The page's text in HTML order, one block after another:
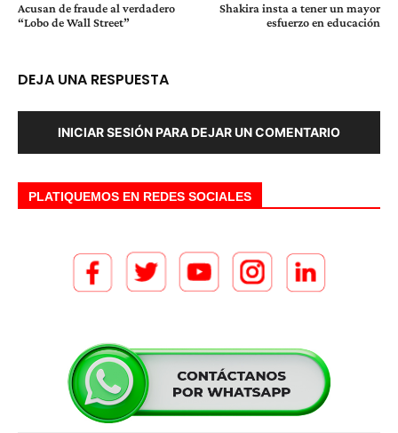
Acusan de fraude al verdadero
“Lobo de Wall Street”
Shakira insta a tener un mayor
esfuerzo en educación
DEJA UNA RESPUESTA
INICIAR SESIÓN PARA DEJAR UN COMENTARIO
PLATIQUEMOS EN REDES SOCIALES